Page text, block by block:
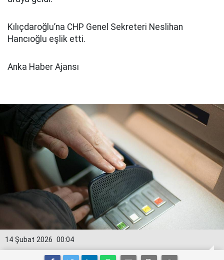
Kılıçdaroğlu’na CHP Genel Sekreteri Neslihan
Hancıoğlu eşlik etti.
Anka Haber Ajansı
00:04
14 Şubat 2026